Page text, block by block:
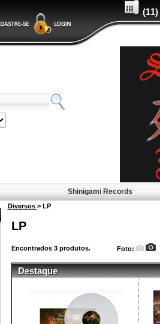
(11)
Shinigami Records
Diversos > LP
LP
Encontrados 3produtos. Foto:
Destaque